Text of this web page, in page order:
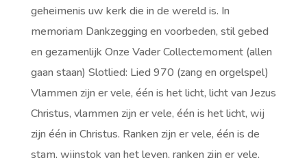
geheimenis uw kerk die in de wereld is. In
memoriam Dankzegging en voorbeden, stil gebed
en gezamenlijk Onze Vader Collectemoment (allen
gaan staan) Slotlied: Lied 970 (zang en orgelspel)
Vlammen zijn er vele, één is het licht, licht van Jezus
Christus, vlammen zijn er vele, één is het licht, wij
zijn één in Christus. Ranken zijn er vele, één is de
stam, wijnstok van het leven, ranken zijn er vele,